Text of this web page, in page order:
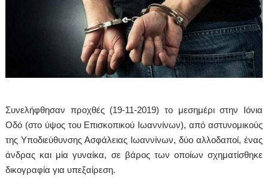
Συνελήφθησαν προχθές (19-11-2019) το μεσημέρι στην Ιόνια
Οδό (στο ύψος του Επισκοπικού Ιωαννίνων), από αστυνομικούς
της Υποδιεύθυνσης Ασφάλειας Ιωαννίνων, δύο αλλοδαποί, ένας
άνδρας και μία γυναίκα, σε βάρος των οποίων σχηματίσθηκε
δικογραφία για υπεξαίρεση.